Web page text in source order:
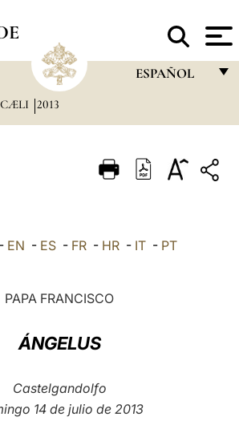
ESPAÑOL
ITALIANO
CÆLI 2013
- EN - ES- FR- HR- IT- PT
PAPA FRANCISCO
ÁNGELUS
Castelgandolfo
14 de julio de 2013